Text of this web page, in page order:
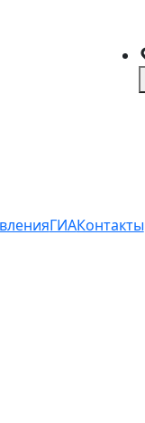
ГИАКонтакты